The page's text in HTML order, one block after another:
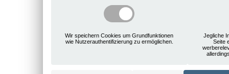
Wir speichern Cookies um Grundfunktionen
wie Nutzerauthentifizierung zu ermöglichen.
Jegliche
Seite